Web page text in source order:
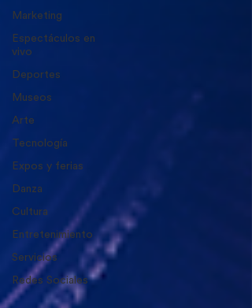
Marketing
Espectáculos en
vivo
Deportes
Museos
Arte
Tecnología
Expos y ferias
Danza
Cultura
Entretenimiento
Servicios
Redes Sociales